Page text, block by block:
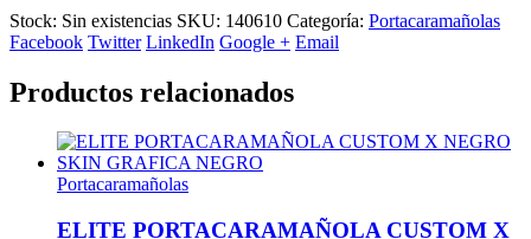
Stock: Sin existencias SKU: 140610 Categoría: Portacaramañolas
Facebook Twitter LinkedIn Google + Email
Productos relacionados
Portacaramañolas
ELITE PORTACARAMAÑOLA CUSTOM X